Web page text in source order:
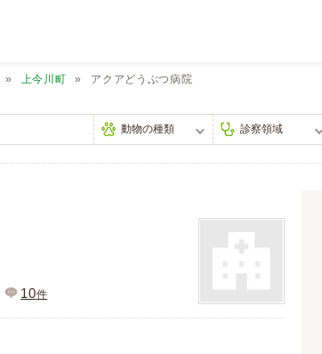
上今川町 アクアどうぶつ病院
10件